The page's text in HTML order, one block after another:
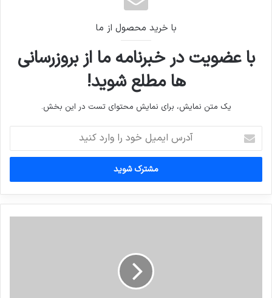
با خرید محصول از ما
با عضویت در خبرنامه ما از بروزرسانی
ها مطلع شوید!
یک متن نمایش، برای نمایش محتوای تست در این بخش.
ایمیل
خود
وارد
کنید